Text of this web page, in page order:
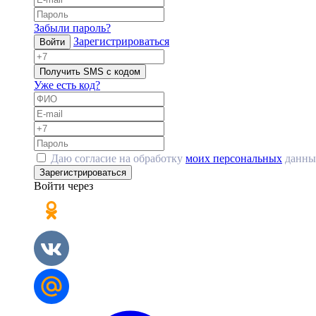
Забыли пароль?
Войти Зарегистрироваться
Получить SMS с кодом
Уже есть код?
Даю согласие на обработку моих персональных
Зарегистрироваться
Войти через